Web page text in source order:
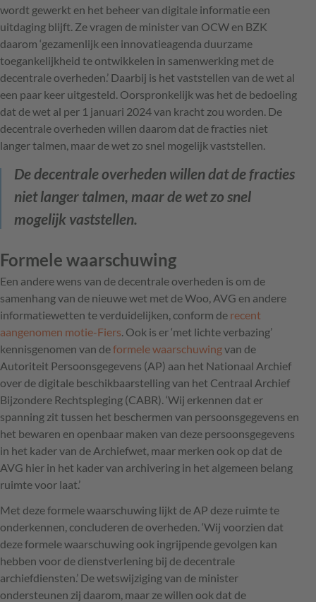
wordt gewerkt en het beheer van digitale informatie een
uitdaging blijft. Ze vragen de minister van OCW en BZK
daarom ‘gezamenlijk een innovatieagenda duurzame
toegankelijkheid te ontwikkelen in samenwerking met de
decentrale overheden.’ Daarbij is het vaststellen van de wet al
een paar keer uitgesteld. Oorspronkelijk was het de bedoeling
dat de wet al per 1 januari 2024 van kracht zou worden. De
decentrale overheden willen daarom dat de fracties niet
langer talmen, maar de wet zo snel mogelijk vaststellen.
De decentrale overheden willen dat de fracties
niet langer talmen, maar de wet zo snel
mogelijk vaststellen.
Formele waarschuwing
Een andere wens van de decentrale overheden is om de
samenhang van de nieuwe wet met de Woo, AVG en andere
informatiewetten te verduidelijken, conform de recent
aangenomen motie-Fiers . Ook is er ‘met lichte verbazing’
kennisgenomen van deformele waarschuwingvan de
Autoriteit Persoonsgegevens (AP) aan het Nationaal Archief
over de digitale beschikbaarstelling van het Centraal Archief
Bijzondere Rechtspleging (CABR). ‘Wij erkennen dat er
spanning zit tussen het beschermen van persoonsgegevens en
het bewaren en openbaar maken van deze persoonsgegevens
in het kader van de Archiefwet, maar merken ook op dat de
AVG hier in het kader van archivering in het algemeen belang
ruimte voor laat.’
Met deze formele waarschuwing lijkt de AP deze ruimte te
onderkennen, concluderen de overheden. ‘Wij voorzien dat
deze formele waarschuwing ook ingrijpende gevolgen kan
hebben voor de dienstverlening bij de decentrale
archiefdiensten.’ De wetswijziging van de minister
ondersteunen zij daarom, maar ze willen ook dat de